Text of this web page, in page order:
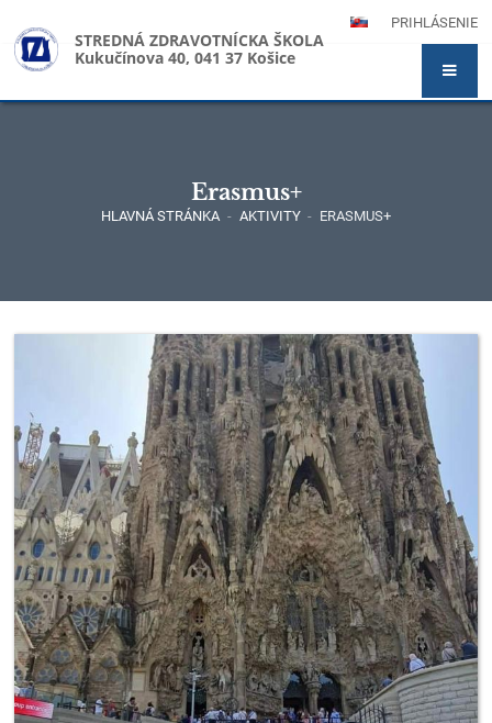
PRIHLÁSENIE
STREDNÁ ZDRAVOTNÍCKA ŠKOLA
Kukučínova 40, 041 37 Košice
Erasmus+
HLAVNÁ STRÁNKA - AKTIVITY - ERASMUS+